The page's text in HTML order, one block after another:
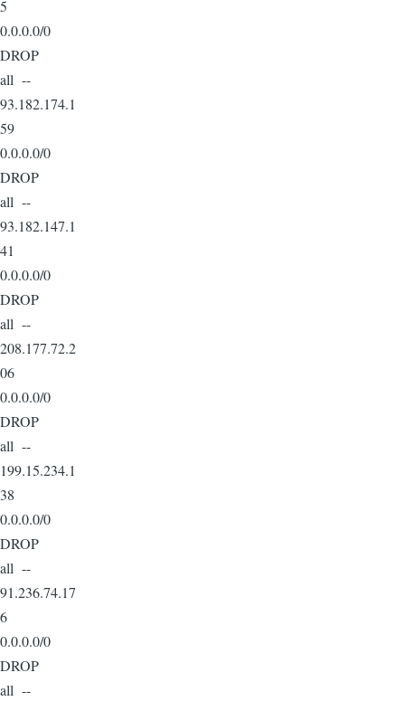
5
0.0.0.0/0
DROP
all --
93.182.174.1
59
0.0.0.0/0
DROP
all --
93.182.147.1
41
0.0.0.0/0
DROP
all --
208.177.72.2
06
0.0.0.0/0
DROP
all --
199.15.234.1
38
0.0.0.0/0
DROP
all --
91.236.74.17
6
0.0.0.0/0
DROP
all --